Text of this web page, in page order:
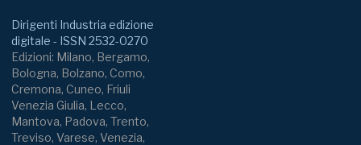
Dirigenti Industria edizione
digitale - ISSN 2532-0270
Edizioni: Milano, Bergamo,
Bologna, Bolzano, Como,
Cremona, Cuneo, Friuli
Venezia Giulia, Lecco,
Mantova, Padova, Trento,
Treviso, Varese, Venezia,